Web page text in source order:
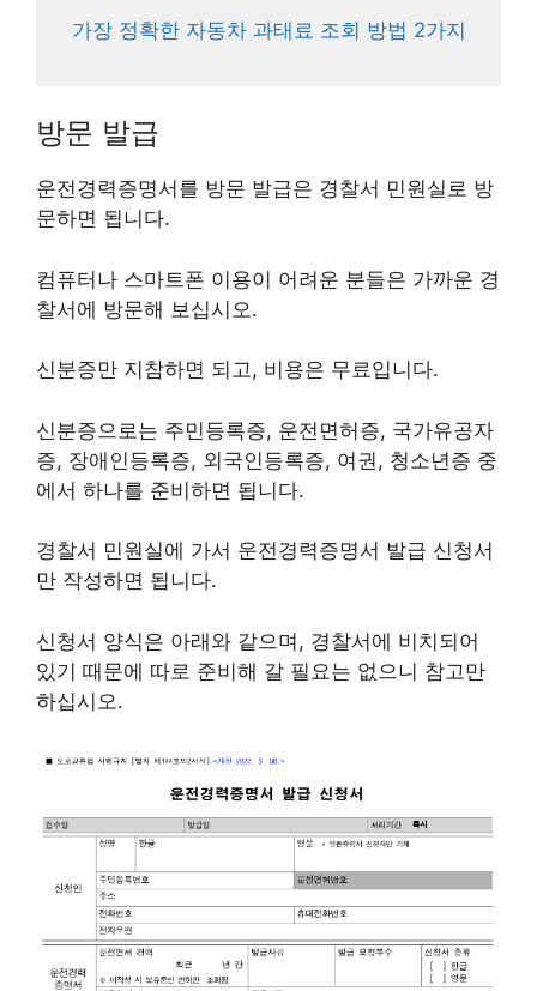
가장 정확한 자동차 과태료 조회 방법 2가지
방문 발급
운전경력증명서를 방문 발급은 경찰서 민원실로 방
문하면 됩니다.
컴퓨터나 스마트폰 이용이 어려운 분들은 가까운 경
찰서에 방문해 보십시오.
신분증만 지참하면 되고, 비용은 무료입니다.
신분증으로는 주민등록증, 운전면허증, 국가유공자
증, 장애인등록증, 외국인등록증, 여권, 청소년증 중
에서 하나를 준비하면 됩니다.
경찰서 민원실에 가서 운전경력증명서 발급 신청서
만 작성하면 됩니다.
신청서 양식은 아래와 같으며, 경찰서에 비치되어
있기 때문에 따로 준비해 갈 필요는 없으니 참고만
하십시오.